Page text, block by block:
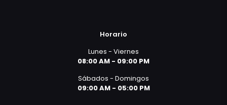
Horario
Lunes - Viernes
08:00 AM - 09:00 PM
Sábados - Domingos
09:00 AM - 05:00 PM